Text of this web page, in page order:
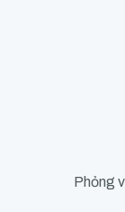
Phỏng